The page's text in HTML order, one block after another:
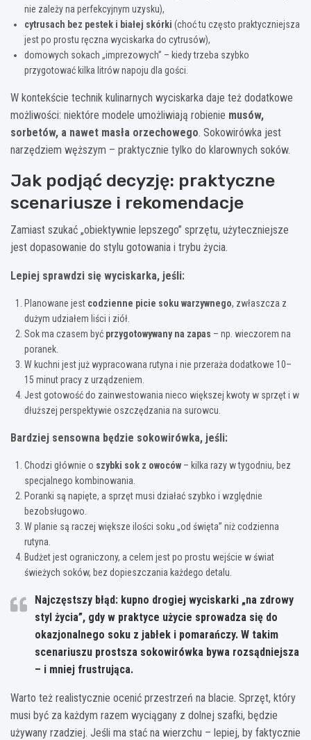
nie zależy na perfekcyjnym uzysku),
cytrusach bez pestek i białej skórki (choć tu często praktyczniejsza
jest po prostu ręczna wyciskarka do cytrusów),
domowych sokach „imprezowych” – kiedy trzeba szybko
przygotować kilka litrów napoju dla gości.
W kontekście technik kulinarnych wyciskarka daje też dodatkowe
możliwości: niektóre modele umożliwiają robienie musów,
sorbetów, a nawet masła orzechowego. Sokowirówka jest
narzędziem węższym – praktycznie tylko do klarownych soków.
Jak podjąć decyzję: praktyczne
scenariusze i rekomendacje
Zamiast szukać „obiektywnie lepszego” sprzętu, użyteczniejsze
jest dopasowanie do stylu gotowania i trybu życia.
Lepiej sprawdzi się wyciskarka, jeśli:
Planowane jest codzienne picie soku warzywnego, zwłaszcza z
dużym udziałem liści i ziół.
Sok ma czasem być przygotowywany na zapas – np. wieczorem na
poranek.
W kuchni jest już wypracowana rutyna i nie przeraża dodatkowe 10–
15 minut pracy z urządzeniem.
Jest gotowość do zainwestowania nieco większej kwoty w sprzęt i w
dłuższej perspektywie oszczędzania na surowcu.
Bardziej sensowna będzie sokowirówka, jeśli:
Chodzi głównie o szybki sok z owoców – kilka razy w tygodniu, bez
specjalnego kombinowania.
Poranki są napięte, a sprzęt musi działać szybko i względnie
bezobsługowo.
W planie są raczej większe ilości soku „od święta” niż codzienna
rutyna.
Budżet jest ograniczony, a celem jest po prostu wejście w świat
świeżych soków, bez dopieszczania każdego detalu.
Najczęstszy błąd: kupno drogiej wyciskarki „na zdrowy
styl życia”, gdy w praktyce użycie sprowadza się do
okazjonalnego soku z jabłek i pomarańczy. W takim
scenariuszu prostsza sokowirówka bywa rozsądniejsza
– i mniej frustrująca.
Warto też realistycznie ocenić przestrzeń na blacie. Sprzęt, który
musi być za każdym razem wyciągany z dolnej szafki, będzie
używany rzadziej. Jeśli ma stać na wierzchu – lepiej, by faktycznie